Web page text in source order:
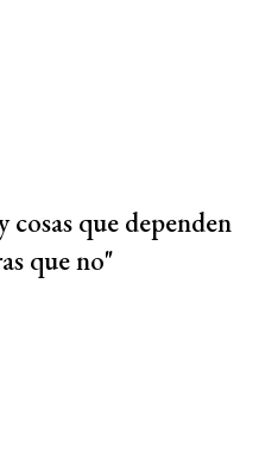
que dependen
que no"